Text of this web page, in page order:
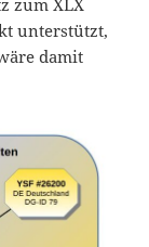
unterstützt,
damit